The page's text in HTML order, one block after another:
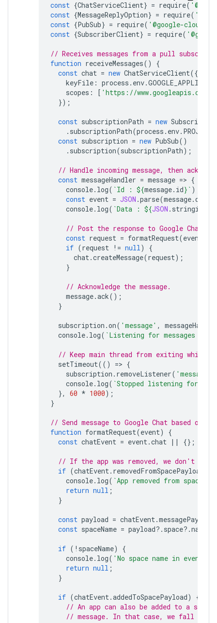
const {ChatServiceClient} = require(
const {MessageReplyOption} = require(
const {PubSub} = require( '@google-cloud/
const {SubscriberClient} = require(
// Receives messages from a pull
function receiveMessages()
{
const chat = new ChatServiceClient({
keyFile : process . env.
scopes : [ 'https://www.googleapis.com/
});
const subscriptionPath = new
. subscriptionPath(process . env.
const subscription = new PubSub()
. subscription(subscriptionPath);
// Handle incoming message, then
const messageHandler = message => {
console. log( `Id : ${message. id} ` );
const event = JSON .parse(message.data
console. log( `Data : ${JSON . stringify
// Post the response to Google Chat.
const request = formatRequest(event
if (request != null)
{
chat.createMessage(request);
}
// Acknowledge the message.
message.ack();
}
subscription .on( 'message' ,
console. log( `Listening for messages on
// Keep main thread from exiting while
setTimeout(() => {
subscription . removeListener( 'message'
console. log( `Stopped listening for
},
60 * 1000);
}
// Send message to Google Chat based on
function formatRequest(event)
{
const chatEvent = event.chat || {};
// If the app was removed, we don't
if (chatEvent. removedFromSpacePayload
console. log( `App removed from space.`
return null ;
}
const payload = chatEvent.messagePayload
const spaceName = payload? . space? .name
if ( ! spaceName)
{
console. log( 'No space name in event.'
return null ;
}
if (chatEvent.addedToSpacePayload)
{
// An app can also be added to a
// message. In that case, we fall